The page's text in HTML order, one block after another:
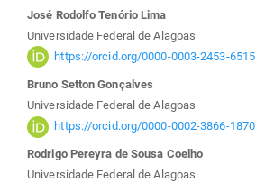
Conteúdo
do
artigo
principal
José Rodolfo Tenório Lima
Universidade Federal de Alagoas
https://orcid.org/0000-0003-2453-6515
Bruno Setton Gonçalves
Universidade Federal de Alagoas
https://orcid.org/0000-0002-3866-1870
Rodrigo Pereyra de Sousa Coelho
Universidade Federal de Alagoas